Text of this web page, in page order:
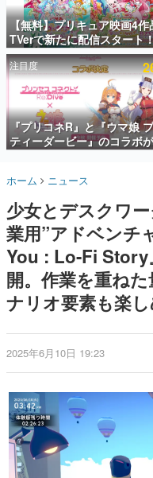
アプリセール情報
インタビュー
連載・特集
殿堂入り記
SNS拡散数が
ど。多くの人
事をまとめま
名作ゲームク
きます。
赫本
この物語を解
の形をした短
新世代に訊
これからのデ
ゲーム世代
ゲームに多大
日本モバイ
日本のモバイ
ルを網羅する
解説を掲載。
【無料】プリキュア映画4作
TVerで新たに配信スタート
んと2018年～2024年の映画
すべてが見放題に、ぶっち
ありえないラインナップ
注目度
『プリコネR』と『ウマ娘
ティーダービー』のコラボ
定！“最大170連無料”の8.5
ホーム ニュース
少女とデスクワ
業用”アドベンチ
You : Lo-Fi Story
開。作業を重ね
ナリオ要素も楽
2025年6月10日 19:23